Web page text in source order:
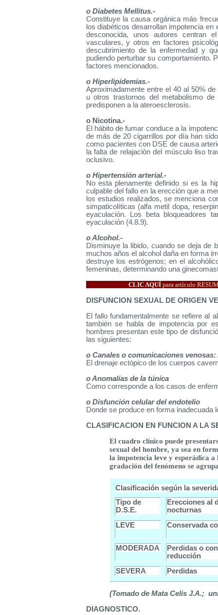
o Diabetes Mellitus.-
Constituye la causa orgánica más
los diabéticos desarrollan impotencia
desconocida, unos autores centran
vasculares, y otros en factores
descubrimiento de la enfermedad y
pudiendo perturbar su comportamiento.
factores mencionados.
o Hiperlipidemias.-
Aproximadamente entre el 40 al 50%
u otros trastornos del metabolismo
predisponen a la ateroesclerosis.
o Nicotina.-
El hábito de fumar conduce a la
de más de 20 cigarrillos por día han
como pacientes con DSE de causa
la falta de relajación del músculo liso
oclusivo.
o Hipertensión arterial.-
No esta plenamente definido si es la
culpable del fallo en la erección que a
los estudios realizados, se menciona
simpaticolíticas (alfa metil dopa,
eyaculación. Los beta bloqueadores
eyaculación (4.8.9).
o Alcohol.-
Disminuye la libido, cuando se deja de
muchos años el alcohol daña en forma
destruye los estrógenos; en el
femeninas, determinando una
CLIC AQUÍ para artículo
DISFUNCION SEXUAL DE ORIGEN
El fallo fundamentalmente se refiere al
también se habla de impotencia por
hombres presentan este tipo de
las siguientes:
o Canales o comunicaciones venosas:
El drenaje ectópico de los cuerpos
o Anomalías de la túnica
Como corresponde a los casos de
o Disfunción celular del endotelio
Donde se produce en forma
CLASIFICACION EN FUNCION A LA
El cuadro clínico puede
sexual del hombre, ya sea en
la impotencia leve y esporádica
gradación del fenómeno se
Clasificación según la
Tipo de
D.S.E.
Erecciones al
nocturnas
LEVE
Conservada
MODERADA
Perdidas o
reducción
SEVERA
Perdidas
(Tomado de Mata Celis J.A.;
DIAGNOSTICO.